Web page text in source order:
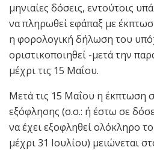
μηνιαίες δόσεις, εντούτοις
να πληρωθεί εφάπαξ με
η φορολογική δήλωση του
οριστικοποιηθεί -μετά την
μέχρι τις 15 Μαΐου.
Μετά τις 15 Μαΐου η έκπτωση
εξόφλησης (σ.σ.: ή έστω σε
να έχει εξοφληθεί ολόκληρο
μέχρι 31 Ιουλίου) μειώνεται